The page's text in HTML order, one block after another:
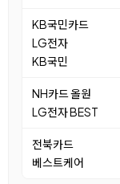
KB국민카드
LG전자
KB국민
NH카드 올원
LG전자 BEST
전북카드
베스트케어